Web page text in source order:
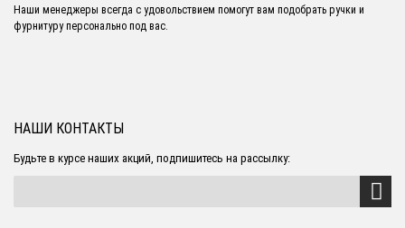
Наши менеджеры всегда с удовольствием помогут вам подобрать ручки и
фурнитуру персонально под вас.
НАШИ КОНТАКТЫ
Будьте в курсе наших акций, подпишитесь на рассылку: